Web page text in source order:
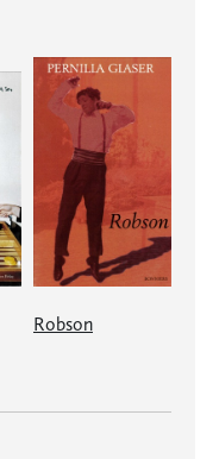
Robson